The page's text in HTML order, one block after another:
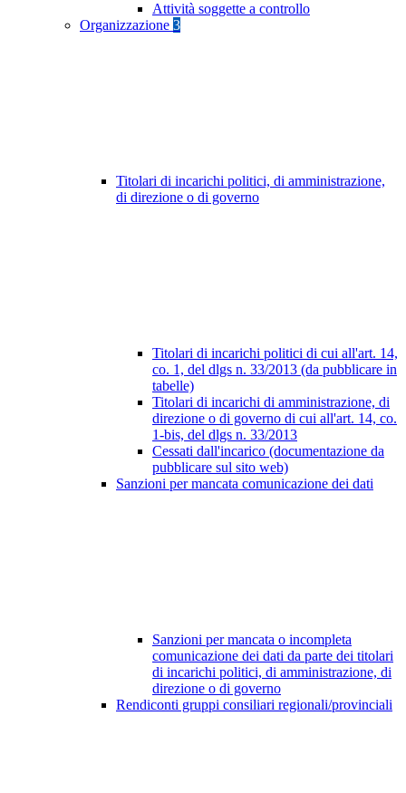
Attività soggette a controllo
Organizzazione 3
Titolari di incarichi politici, di amministrazione,
di direzione o di governo
Titolari di incarichi politici di cui all'art. 14,
co. 1, del dlgs n. 33/2013 (da pubblicare in
tabelle)
Titolari di incarichi di amministrazione, di
direzione o di governo di cui all'art. 14, co.
1-bis, del dlgs n. 33/2013
Cessati dall'incarico (documentazione da
pubblicare sul sito web)
Sanzioni per mancata comunicazione dei dati
Sanzioni per mancata o incompleta
comunicazione dei dati da parte dei titolari
di incarichi politici, di amministrazione, di
direzione o di governo
Rendiconti gruppi consiliari regionali/provinciali